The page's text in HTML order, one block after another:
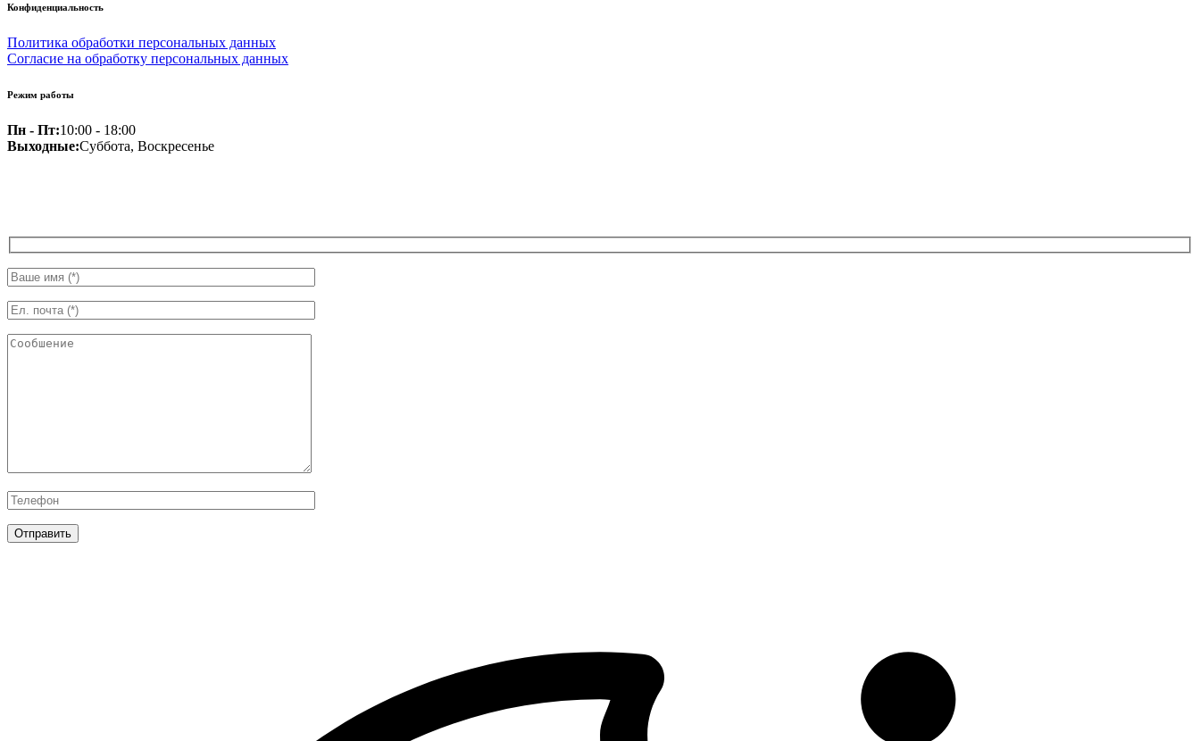
Конфиденциальность
Политика обработки персональных данных
Согласие на обработку персональных данных
Режим работы
Пн - Пт:10:00 - 18:00
Выходные:Суббота, Воскресенье